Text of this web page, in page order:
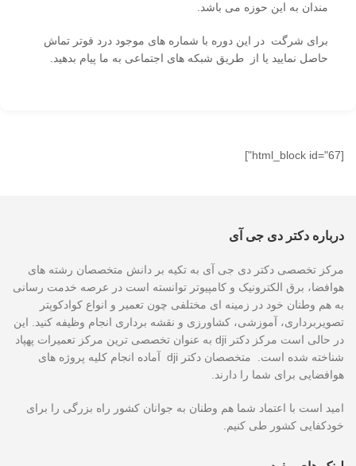
مندان به این حوزه می باشد.
برای شرگت در این دوره با شماره های موجود درد فوتر تماش
حاصل نمایید یا از طریق شبکه های اجتماعی به ما پیام بدهید.
[html_block id="67"]
درباره دکتر دی جی آی
مرکز تخصصی دکتر دی جی آی به تکیه بر دانش متخصصان رشته های
هوافضا، برق الکترونیک و کامپیوتر توانسته است در عرصه خدمت رسانی
به هم وطنان خود در زمینه ای مختلفی چون تعمیر و انواع کوادکوپتر
تصویربرداری، آموزشی، کشاورزی و نقشه برداری انجام وظیفه کنید. این
در حالی است مرکز دکتر dji به عنوان تخصصی ترین مرکز تعمیرات پهپاد
شناخته شده است. متخصصان دکتر dji آماده انجام کلیه پروژه های
هوافضایی برای شما را دارند.
امید است با اعتماد شما هم وطنان به جوانان کشور راه بزرگی را برای
خودکفایی کشور طی کنیم.